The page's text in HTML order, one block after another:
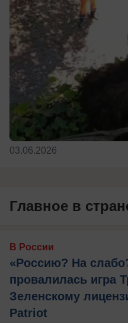
03.06.2026
Главное в
В России
«Россию? На
провалилась игра
Зеленскому
Patriot